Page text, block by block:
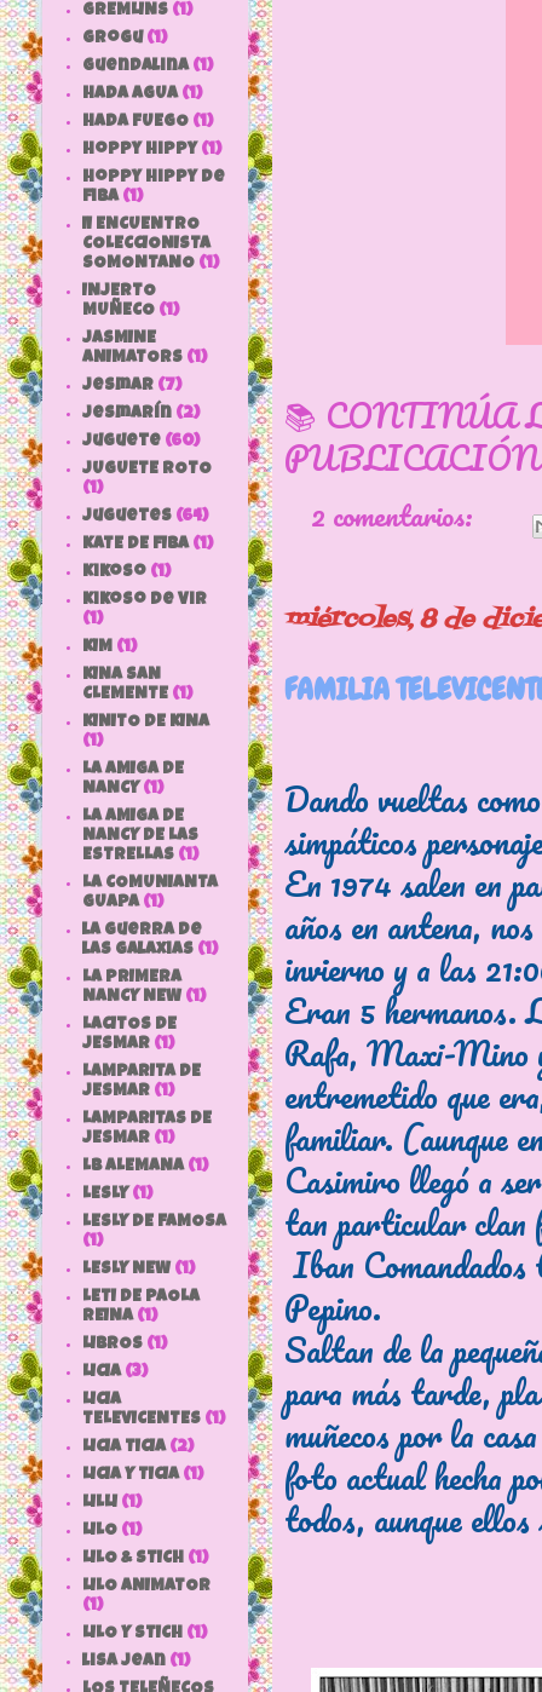
📚 CONTINÚA
2 comentarios:
miércoles, 8 de
FAMILIA
Dando vueltas
simpáticos
En 1974 salen en
años en antena,
invierno y a las
Eran 5 hermanos.
Rafa, Maxi-Mino
entremetido que
familiar. (aunque
Casimiro llegó a
tan particular clan
Iban
Pepino.
Saltan de la
para más tarde,
muñecos por la
foto actual hecha
todos, aunque
GREMLINS (1)
grogu (1)
Guendalina (1)
HADA AGUA (1)
HADA FUEGO (1)
hoppy hippy (1)
hoppy hippy de
fiba (1)
II ENCUENTRO
COLECCIONISTA
SOMONTANO (1)
INJERTO
MUÑECO (1)
JASMINE
ANIMATORS (1)
jesmar (7)
jesmarín (2)
juguete (60)
JUGUETE ROTO
(1)
Juguetes (64)
KATE DE FIBA (1)
Kikoso (1)
Kikoso de Vir
(1)
KIM (1)
KINA SAN
CLEMENTE (1)
KINITO DE KINA
(1)
LA AMIGA DE
NANCY (1)
LA AMIGA DE
NANCY DE LAS
ESTRELLAS (1)
LA COMUNIANTA
GUAPA (1)
la guerra de
las galaxias (1)
LA PRIMERA
NANCY NEW (1)
LACITOS DE
JESMAR (1)
LAMPARITA DE
JESMAR (1)
LAMPARITAS DE
JESMAR (1)
LB ALEMANA (1)
LESLY (1)
LESLY DE FAMOSA
(1)
LESLY NEW (1)
LETI DE PAOLA
REINA (1)
LIBROS (1)
LICIA (3)
LICIA
TELEVICENTES (1)
LICIA TICIA (2)
LICIA Y TICIA (1)
LILLI (1)
LILO (1)
LILO & STICH (1)
LILO ANIMATOR
(1)
LILO Y STICH (1)
lisa jean (1)